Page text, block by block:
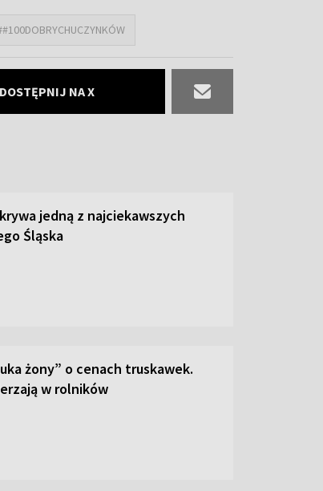
NA X
jedną z najciekawszych
Śląska
żony” o cenach truskawek.
w rolników